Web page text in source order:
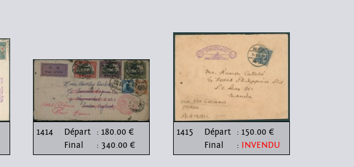
1414 Départ : 180.00 €
Final
: 340.00 €
1415 Départ : 150.00 €
Final
: INVENDU